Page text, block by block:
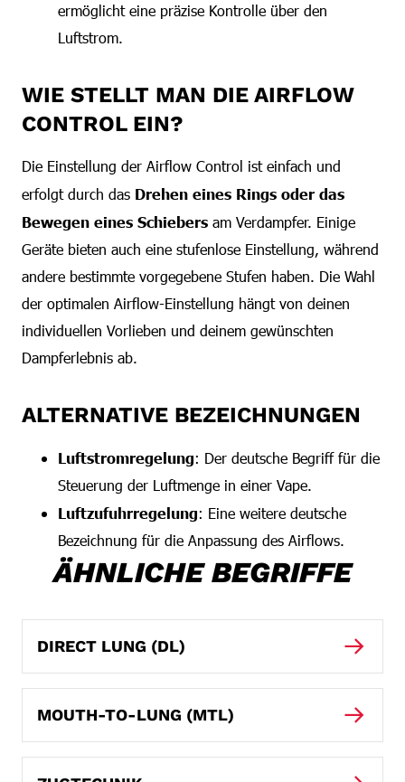
ermöglicht eine präzise Kontrolle über den
Luftstrom.
WIE STELLT MAN DIE AIRFLOW
CONTROL EIN?
Die Einstellung der Airflow Control ist einfach und
erfolgt durch das Drehen eines Rings oder das
Bewegen eines Schiebers am Verdampfer. Einige
Geräte bieten auch eine stufenlose Einstellung, während
andere bestimmte vorgegebene Stufen haben. Die Wahl
der optimalen Airflow-Einstellung hängt von deinen
individuellen Vorlieben und deinem gewünschten
Dampferlebnis ab.
ALTERNATIVE BEZEICHNUNGEN
Luftstromregelung: Der deutsche Begriff für die
Steuerung der Luftmenge in einer Vape.
Luftzufuhrregelung: Eine weitere deutsche
Bezeichnung für die Anpassung des Airflows.
ÄHNLICHE BEGRIFFE
DIRECT LUNG (DL)
MOUTH-TO-LUNG (MTL)